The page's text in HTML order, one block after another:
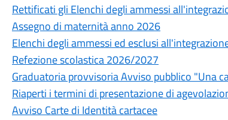
Rettificati gli Elenchi degli ammessi
Assegno di maternità anno 2026
Elenchi degli ammessi ed esclusi
Refezione scolastica 2026/2027
Graduatoria provvisoria Avviso pubblico "Una
Riaperti i termini di presentazione di
Avviso Carte di Identità cartacee